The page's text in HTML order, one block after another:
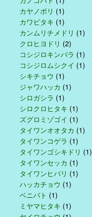
カヤノボリ (1)
カワビタキ (1)
カンムリチメドリ (1)
クロヒヨドリ (2)
コシジロキンパラ (1)
コシジロムシクイ (1)
シキチョウ (1)
ジャワハッカ (1)
シロガシラ (1)
シロクロヒタキ (1)
ズグロミゾゴイ (1)
タイワンオオタカ (1)
タイワンコゲラ (1)
タイワンゴシキドリ (1)
タイワンセッカ (1)
タイワンヒバリ (1)
ハッカチョウ (1)
ベニバト (1)
ミヤマヒタキ (1)